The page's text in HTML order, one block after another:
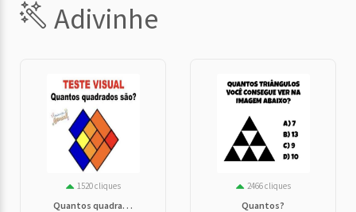
Adivinhe
1520 cliques
Quantos quadra. . .
2466 cliques
Quantos?